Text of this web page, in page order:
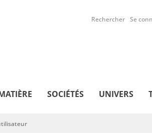
Rechercher Se
SOCIÉTÉS UNIVERS